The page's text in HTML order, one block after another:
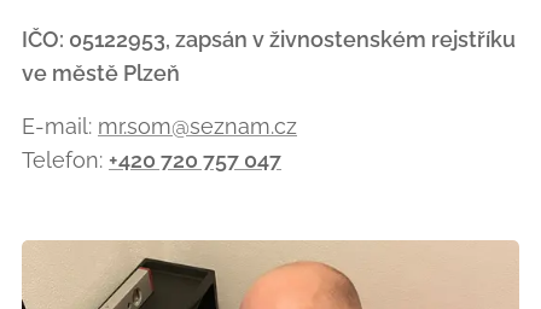
IČO: 05122953, zapsán v živnostenském rejstříku
ve městě Plzeň
E-mail: mr.som@seznam.cz
Telefon: +420 720 757 047